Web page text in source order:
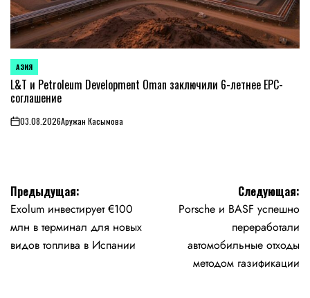
ОПУБЛИКОВАНО
В
АЗИЯ
L&T и Petroleum Development Oman заключили 6-летнее EPC-
соглашение
on03.08.2026Аружан Касымова
Навигация
по
записям
Предыдущая:
Exolum инвестирует €100
млн в терминал для новых
видов топлива в Испании
Следующая:
Porsche и BASF успешно
переработали
автомобильные отходы
методом газификации